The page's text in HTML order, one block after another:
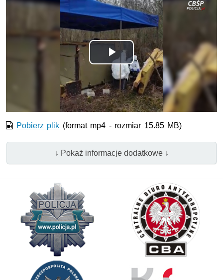
Odtwórz
wideo
Pobierz plik (format mp4 - rozmiar 15.85 MB)
↓ Pokaż informacje dodatkowe ↓